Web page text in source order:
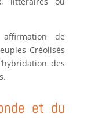
de
Créolisés
des
et du